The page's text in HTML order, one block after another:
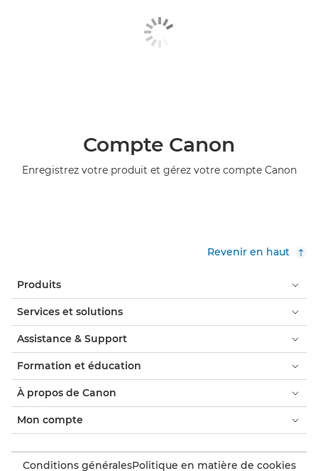
Compte Canon
Enregistrez votre produit et gérez votre compte Canon
Revenir en haut
Produits
Services et solutions
Assistance & Support
Formation et éducation
À propos de Canon
Mon compte
Conditions généralesPolitique en matière de cookies